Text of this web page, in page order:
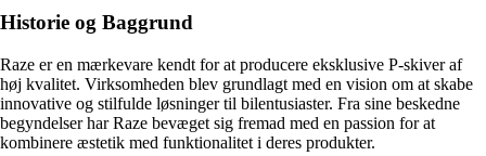
Historie og Baggrund
Raze er en mærkevare kendt for at producere eksklusive P-skiver af
høj kvalitet. Virksomheden blev grundlagt med en vision om at skabe
innovative og stilfulde løsninger til bilentusiaster. Fra sine beskedne
begyndelser har Raze bevæget sig fremad med en passion for at
kombinere æstetik med funktionalitet i deres produkter.